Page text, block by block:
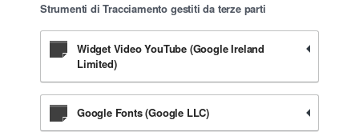
Strumenti di Tracciamento gestiti da terze parti
Widget Video YouTube (Google Ireland
Limited)
Google Fonts (Google LLC)